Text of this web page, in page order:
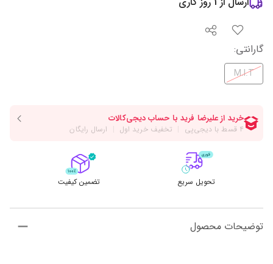
گارانتی‌:
M.I.T
تحویل سریع تضمین کیفیت
توضیحات محصول